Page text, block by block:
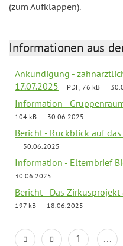
(zum Aufklappen).
Informationen aus
Ankündigung -
17.07.2025
PDF, 76 kB
Information -
104 kB
30.06.2025
Bericht - Rückblick auf
30.06.2025
Information - Elternbrief
30.06.2025
Bericht - Das
197 kB
18.06.2025
1 ...